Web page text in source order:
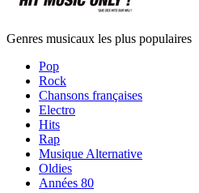
Genres musicaux les plus populaires
Pop
Rock
Chansons françaises
Electro
Hits
Rap
Musique Alternative
Oldies
Années 80